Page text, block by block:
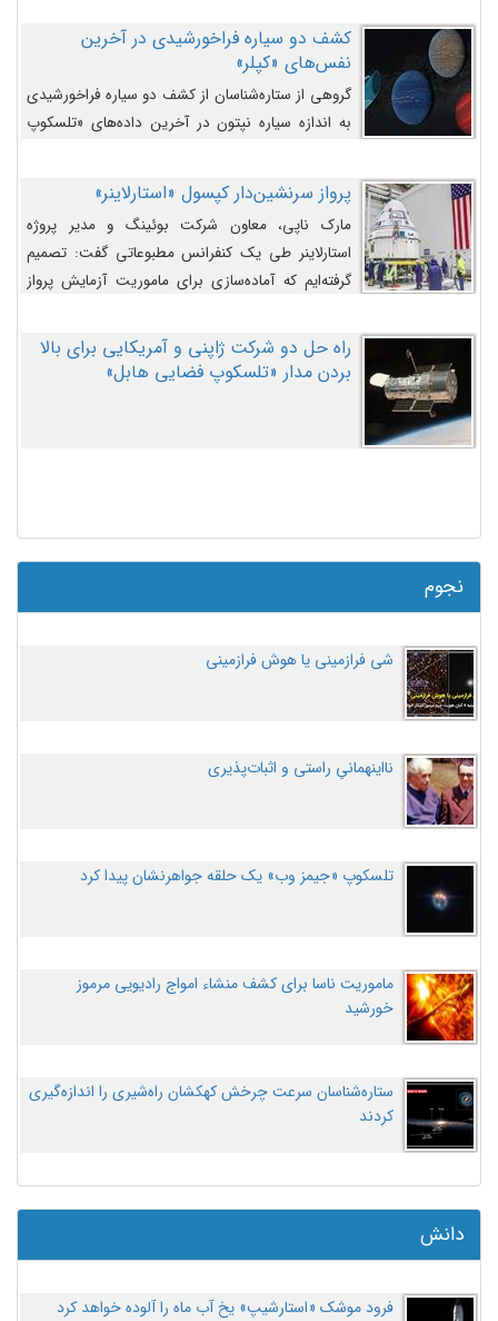
کشف دو سیاره فراخورشیدی در آخرین
نفس‌های «کپلر»
گروهی از ستاره‌شناسان از کشف دو سیاره فراخورشیدی
به اندازه سیاره نپتون در آخرین داده‌های «تلسکوپ
پرواز سرنشین‌دار کپسول «استارلاینر»
مارک ناپی، معاون شرکت بوئینگ و مدیر پروژه
استارلاینر طی یک کنفرانس مطبوعاتی گفت: تصمیم
گرفته‌ایم که آماده‌سازی برای ماموریت آزمایش پرواز
اصلاح کنیم.
راه حل دو شرکت ژاپنی و آمریکایی برای بالا
بردن مدار «تلسکوپ فضایی هابل»
نجوم
شی فرازمینی یا هوش فرازمینی
نااینهمانیِ راستی و اثبات‌پذیری
تلسکوپ «جیمز وب» یک حلقه جواهرنشان پیدا کرد
ماموریت ناسا برای کشف منشاء امواج رادیویی مرموز
خورشید
ستاره‌شناسان سرعت چرخش کهکشان راه‌شیری را اندازه‌گیری
کردند
دانش
فرود موشک «استارشیپ» یخ آب ماه را آلوده خواهد کرد